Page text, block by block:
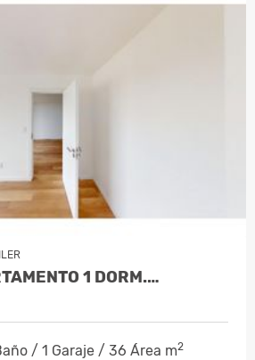
1 DORM.…
/ 1 Garaje / 36 Área m2